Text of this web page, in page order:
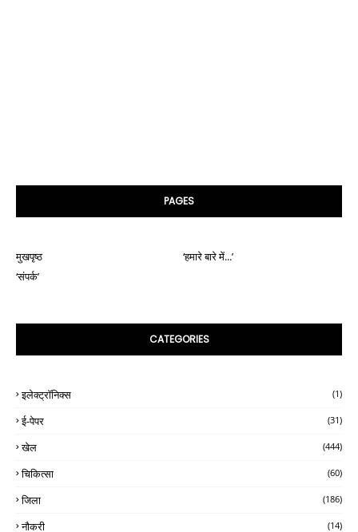
PAGES
मुखपृष्ठ
‘हमारे बारे में...’
‘संपर्क’
CATEGORIES
इलेक्ट्रॉनिक्स (1)
ई-पेपर (31)
खेल (444)
चिकित्सा (60)
जिला (186)
नौकरी (14)